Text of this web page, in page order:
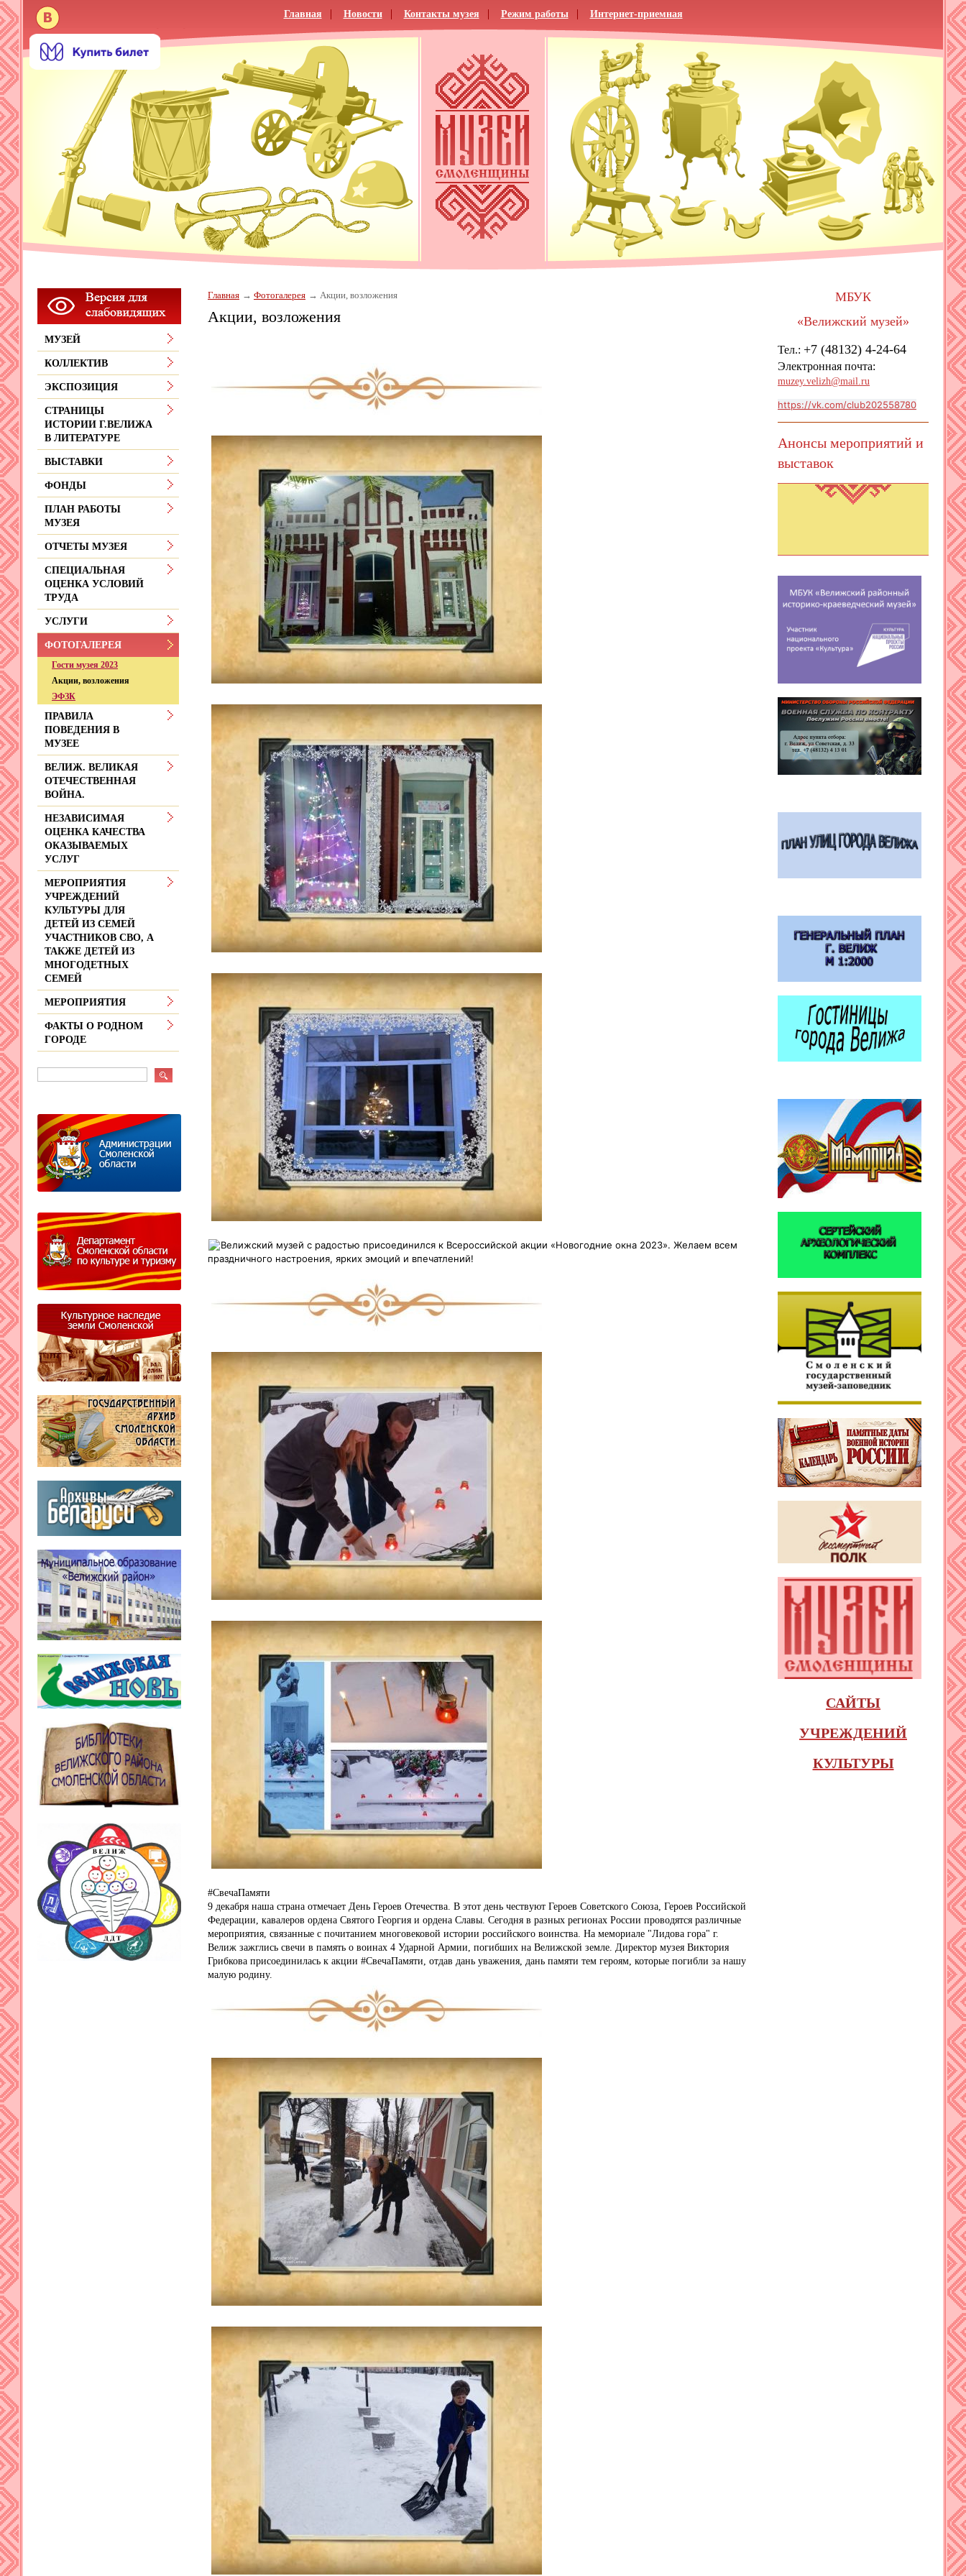
Главная Новости Контакты музея Режим работы Интернет-приемная
Главная Фотогалерея Акции, возложения
Акции, возложения
Велижский музей с радостью присоединился к Всероссийской акции «Новогодние окна 2023». Желаем всем
праздничного настроения, ярких эмоций и впечатлений!
#СвечаПамяти
9 декабря наша страна отмечает День Героев Отечества. В этот день чествуют Героев Советского Союза, Героев Российской
Федерации, кавалеров ордена Святого Георгия и ордена Славы. Сегодня в разных регионах России проводятся различные
мероприятия, связанные с почитанием многовековой истории российского воинства. На мемориале "Лидова гора" г.
Велиж зажглись свечи в память о воинах 4 Ударной Армии, погибших на Велижской земле. Директор музея Виктория
Грибкова присоединилась к акции #СвечаПамяти, отдав дань уважения, дань памяти тем героям, которые погибли за нашу
малую родину.
МУЗЕЙ
КОЛЛЕКТИВ
ЭКСПОЗИЦИЯ
СТРАНИЦЫ
ИСТОРИИ Г.ВЕЛИЖА
В ЛИТЕРАТУРЕ
ВЫСТАВКИ
ФОНДЫ
ПЛАН РАБОТЫ
МУЗЕЯ
ОТЧЕТЫ МУЗЕЯ
СПЕЦИАЛЬНАЯ
ОЦЕНКА УСЛОВИЙ
ТРУДА
УСЛУГИ
ФОТОГАЛЕРЕЯ
Гости музея 2023
Акции, возложения
ЭФЗК
ПРАВИЛА
ПОВЕДЕНИЯ В
МУЗЕЕ
ВЕЛИЖ. ВЕЛИКАЯ
ОТЕЧЕСТВЕННАЯ
ВОЙНА.
НЕЗАВИСИМАЯ
ОЦЕНКА КАЧЕСТВА
ОКАЗЫВАЕМЫХ
УСЛУГ
МЕРОПРИЯТИЯ
УЧРЕЖДЕНИЙ
КУЛЬТУРЫ ДЛЯ
ДЕТЕЙ ИЗ СЕМЕЙ
УЧАСТНИКОВ СВО, А
ТАКЖЕ ДЕТЕЙ ИЗ
МНОГОДЕТНЫХ
СЕМЕЙ
МЕРОПРИЯТИЯ
ФАКТЫ О РОДНОМ
ГОРОДЕ
МБУК
«Велижский музей»
Тел.: +7 (48132) 4-24-64
Электронная почта:
muzey.velizh@mail.ru
https://vk.com/club202558780
Анонсы мероприятий и
выставок
САЙТЫ
УЧРЕЖДЕНИЙ
КУЛЬТУРЫ